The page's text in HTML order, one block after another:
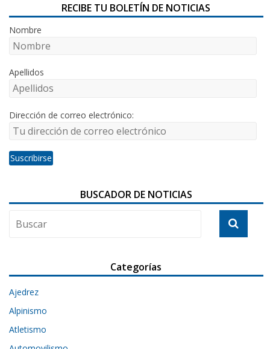
RECIBE TU BOLETÍN DE NOTICIAS
Nombre
Apellidos
Dirección de correo electrónico:
BUSCADOR DE NOTICIAS
Categorías
Ajedrez
Alpinismo
Atletismo